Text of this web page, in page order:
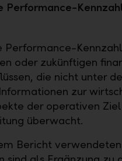
oder zukünftigen
die nicht unter
zur
der operativen
überwacht.
Bericht